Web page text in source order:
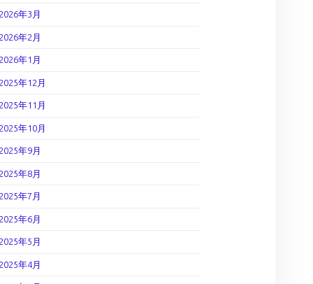
年3月
年2月
年1月
年12月
年11月
年10月
年9月
年8月
年7月
年6月
年5月
年4月